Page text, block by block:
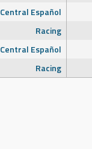
Central Español
Racing
Central Español
Racing